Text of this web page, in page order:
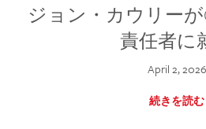
ジョン・カウリー
責任者に
April 2, 2026
続きを読む